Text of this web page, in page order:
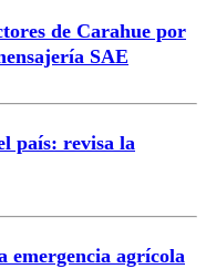
de Carahue por
SAE
país: revisa la
agrícola